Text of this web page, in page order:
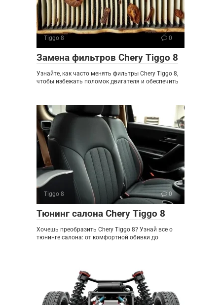
Tiggo 8 0
Замена фильтров Chery Tiggo 8
Узнайте, как часто менять фильтры Chery Tiggo 8,
чтобы избежать поломок двигателя и обеспечить
Tiggo 8 0
Тюнинг салона Chery Tiggo 8
Хочешь преобразить Chery Tiggo 8? Узнай все о
тюнинге салона: от комфортной обивки до